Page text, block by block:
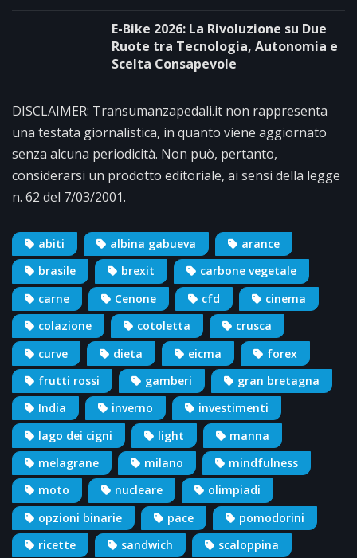
E-Bike 2026: La Rivoluzione su Due
Ruote tra Tecnologia, Autonomia e
Scelta Consapevole
DISCLAIMER: Transumanzapedali.it non rappresenta
una testata giornalistica, in quanto viene aggiornato
senza alcuna periodicità. Non può, pertanto,
considerarsi un prodotto editoriale, ai sensi della legge
n. 62 del 7/03/2001.
abiti albina gabueva
arance
brasile
brexit
carbone vegetale
carne
Cenone cfd
cinema
colazione
cotoletta
crusca
curve
dieta eicma
forex
frutti rossi
gamberi
gran bretagna
India
inverno
investimenti
lago dei cigni
light
manna
melagrane
milano
mindfulness
moto
nucleare
olimpiadi
opzioni binarie
pace
pomodorini
ricette
sandwich scaloppina